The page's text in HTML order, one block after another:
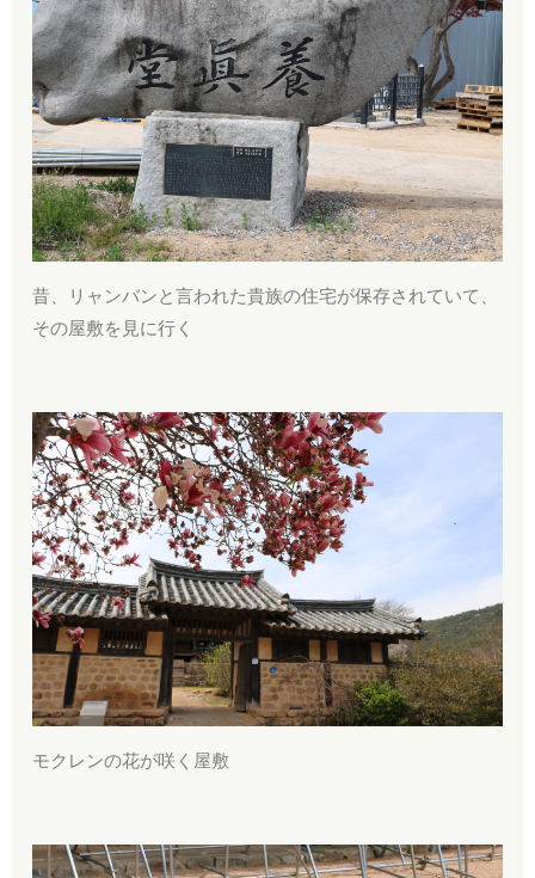
昔、リャンバンと言われた貴族の住宅が保存されていて、
その屋敷を見に行く
モクレンの花が咲く屋敷